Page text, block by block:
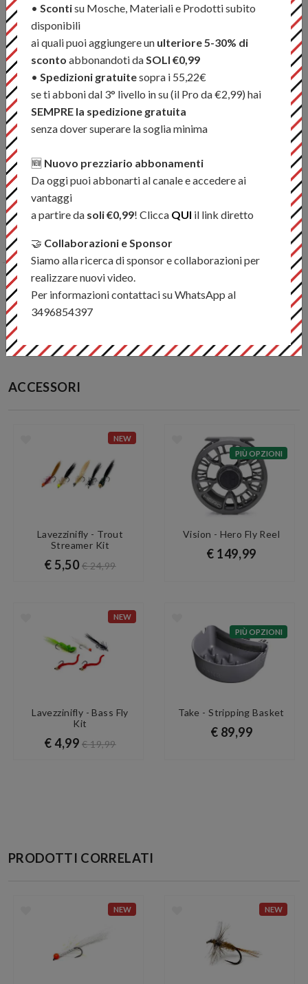
- Velocità di affondamento 3 – 4 IPS
- Lancio facile e progressivo
- Loop saldato anteriore
- Utilizzo in acqua dolce
- Taper: Weight Forward
- Core: Nylon multifilamento intrecciato
Condividi
ACCESSORI
NEW
Lavezzinifly - Trout
Streamer Kit
€ 5,50€ 24,99
PIÙ OPZIONI
Vision - Hero Fly Reel
€ 149,99
NEW
Lavezzinifly - Bass Fly
Kit
€ 4,99 € 19,99
PIÙ OPZIONI
Take - Stripping Basket
€ 89,99
PRODOTTI CORRELATI
NEW NEW
• Scontisu Mosche, Materiali e Prodotti subito
disponibili
ai quali puoi aggiungere un ulteriore 5-30% di
sconto abbonandoti da SOLI €0,99
• Spedizioni gratuitesopra i 55,22€
se ti abboni dal 3° livello in su (il Pro da €2,99) hai
SEMPRE la spedizione gratuita
senza dover superare la soglia minima
🆕 Nuovo prezziario abbonamenti
Da oggi puoi abbonarti al canale e accedere ai
vantaggi
a partire da soli €0,99! Clicca QUI il link diretto
🤝 Collaborazioni e Sponsor
Siamo alla ricerca di sponsor e collaborazioni per
realizzare nuovi video.
Per informazioni contattaci su WhatsApp al
3496854397